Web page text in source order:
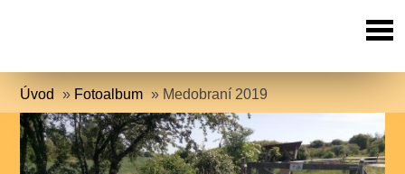
Úvod » Fotoalbum » Medobraní 2019